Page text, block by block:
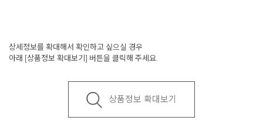
상세정보를 확대해서 확인하고 싶으실 경우
아래 [상품정보 확대보기] 버튼을 클릭해 주세요.
상품정보 확대보기